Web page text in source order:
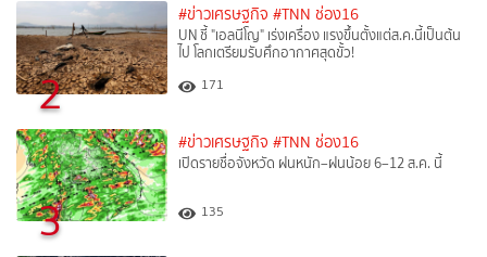
2
#ข่าวเศรษฐกิจ #TNN ช่อง16
UN ชี้ "เอลนีโญ" เร่งเครื่อง แรงขึ้นตั้งแต่ส.ค.นี้เป็นต้น
ไป โลกเตรียมรับศึกอากาศสุดขั้ว!
171
3
#ข่าวเศรษฐกิจ #TNN ช่อง16
เปิดรายชื่อจังหวัด ฝนหนัก–ฝนน้อย 6–12 ส.ค. นี้
135